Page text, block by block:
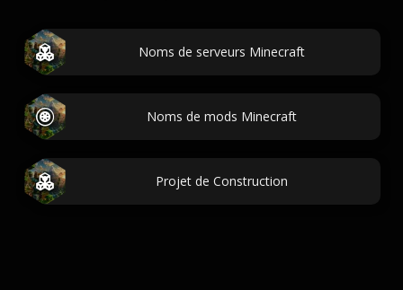
Noms de serveurs Minecraft
Noms de mods Minecraft
Projet de Construction